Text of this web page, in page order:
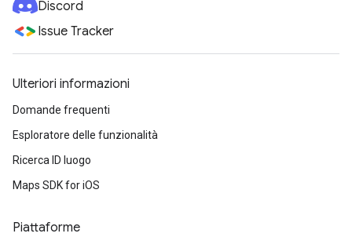
Discord
Issue Tracker
Ulteriori informazioni
Domande frequenti
Esploratore delle funzionalità
Ricerca ID luogo
Maps SDK for iOS
Piattaforme